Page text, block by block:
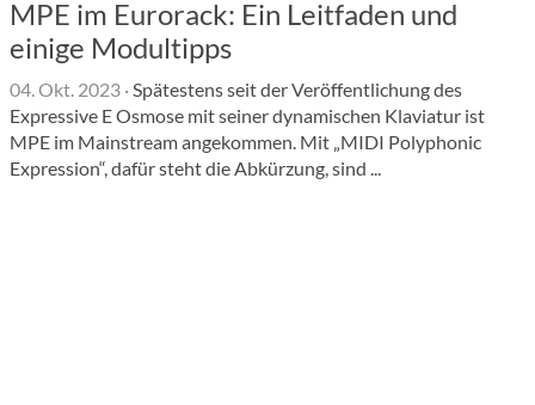
MPE im Eurorack: Ein Leitfaden und
einige Modultipps
04. Okt. 2023 ·Spätestens seit der Veröffentlichung des
Expressive E Osmose mit seiner dynamischen Klaviatur ist
MPE im Mainstream angekommen. Mit „MIDI Polyphonic
Expression“, dafür steht die Abkürzung, sind ...